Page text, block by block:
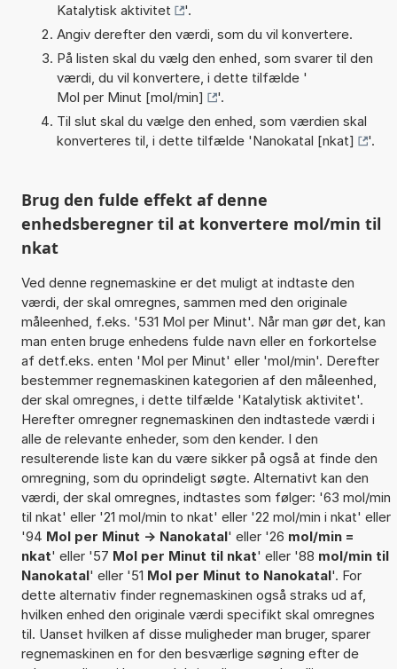
Katalytisk aktivitet
'.
Angiv derefter den værdi, som du vil konvertere.
På listen skal du vælg den enhed, som svarer til den
værdi, du vil konvertere, i dette tilfælde '
Mol per Minut [mol/min]
'.
Til slut skal du vælge den enhed, som værdien skal
konverteres til, i dette tilfælde 'Nanokatal [nkat] '.
Brug den fulde effekt af denne
enhedsberegner til at konvertere mol/min til
nkat
Ved denne regnemaskine er det muligt at indtaste den
værdi, der skal omregnes, sammen med den originale
måleenhed, f.eks. '531 Mol per Minut'. Når man gør det, kan
man enten bruge enhedens fulde navn eller en forkortelse
af detf.eks. enten 'Mol per Minut' eller 'mol/min'. Derefter
bestemmer regnemaskinen kategorien af den måleenhed,
der skal omregnes, i dette tilfælde 'Katalytisk aktivitet'.
Herefter omregner regnemaskinen den indtastede værdi i
alle de relevante enheder, som den kender. I den
resulterende liste kan du være sikker på også at finde den
omregning, som du oprindeligt søgte. Alternativt kan den
værdi, der skal omregnes, indtastes som følger: '63 mol/min
til nkat' eller '21 mol/min to nkat' eller '22 mol/min i nkat' eller
'94 Mol per Minut -> Nanokatal' eller '26 mol/min =
nkat' eller '57 Mol per Minut til nkat' eller '88 mol/min til
Nanokatal' eller '51 Mol per Minut to Nanokatal'. For
dette alternativ finder regnemaskinen også straks ud af,
hvilken enhed den originale værdi specifikt skal omregnes
til. Uanset hvilken af disse muligheder man bruger, sparer
regnemaskinen en for den besværlige søgning efter de